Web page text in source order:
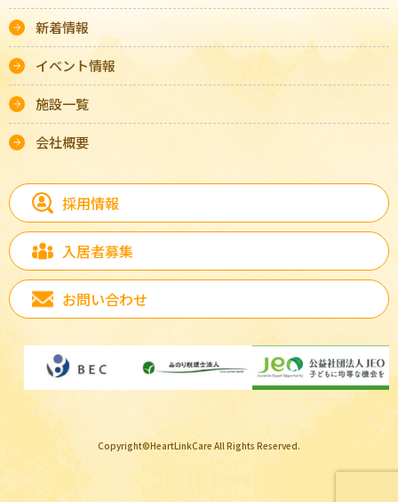
新着情報
イベント情報
施設一覧
会社概要
採用情報
入居者募集
お問い合わせ
Copyright©HeartLinkCare All Rights Reserved.